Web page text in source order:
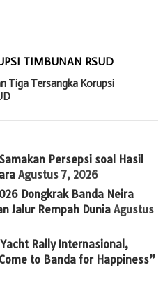
TIMBUNAN RSUD
Tiga Tersangka Korupsi
Persepsi soal Hasil
Agustus 7, 2026
Dongkrak Banda Neira
Jalur Rempah Dunia Agustus
Rally Internasional,
to Banda for Happiness”